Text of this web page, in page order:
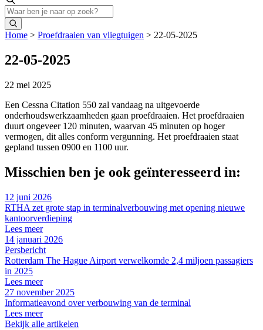
Home > Proefdraaien van vliegtuigen > 22-05-2025
22-05-2025
22 mei 2025
Een Cessna Citation 550 zal vandaag na uitgevoerde
onderhoudswerkzaamheden gaan proefdraaien. Het proefdraaien
duurt ongeveer 120 minuten, waarvan 45 minuten op hoger
vermogen, dit alles conform vergunning. Het proefdraaien staat
gepland tussen 0900 en 1100 uur.
Misschien ben je ook geïnteresseerd in:
12 juni 2026
RTHA zet grote stap in terminalverbouwing met opening nieuwe
kantoorverdieping
Lees meer
14 januari 2026
Persbericht
Rotterdam The Hague Airport verwelkomde 2,4 miljoen passagiers
in 2025
Lees meer
27 november 2025
Informatieavond over verbouwing van de terminal
Lees meer
Bekijk alle artikelen